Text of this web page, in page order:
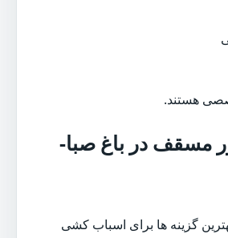
هستند.
مسقف در باغ صبا-
گزینه ها برای اسباب کشی